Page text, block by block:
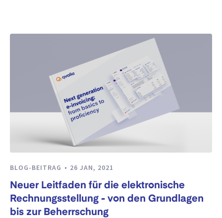
BLOG-BEITRAG 26 JAN, 2021
Neuer Leitfaden für die elektronische
Rechnungsstellung - von den Grundlagen
bis zur Beherrschung